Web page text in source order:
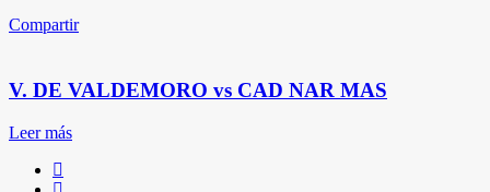
Compartir
V. DE VALDEMORO vs CAD NAR MAS
Leer más